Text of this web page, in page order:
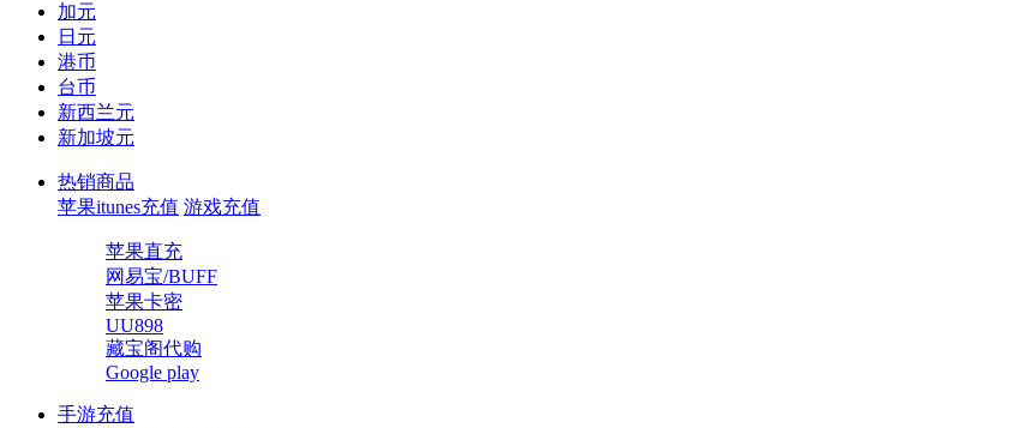
加元
日元
港币
台币
新西兰元
新加坡元
热销商品
苹果itunes充值 游戏充值
苹果直充
网易宝/BUFF
苹果卡密
UU898
藏宝阁代购
Google play
手游充值